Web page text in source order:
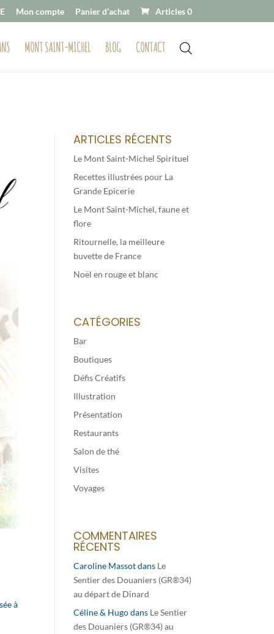
Mon compte Panier d’achat Articles 0
MONT SAINT-MICHEL BLOG CONTACT
à
ARTICLES RÉCENTS
Le Mont Saint-Michel Spirituel
Recettes illustrées pour La
Grande Epicerie
Le Mont Saint-Michel, faune et
flore
Ritournelle, la meilleure
buvette de France
Noël en rouge et blanc
CATÉGORIES
Bar
Boutiques
Défis Créatifs
Illustration
Présentation
Restaurants
Salon de thé
Visites
Voyages
COMMENTAIRES
RÉCENTS
Caroline Massotdans Le
Sentier des Douaniers (GR®34)
au départ de Dinard
Céline & Hugodans Le Sentier
des Douaniers (GR®34) au